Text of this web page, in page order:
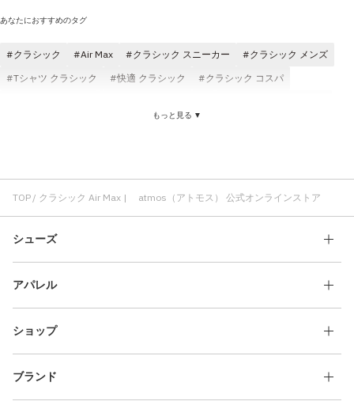
あなたにおすすめのタグ
クラシック Air Max クラシック スニーカー
クラシック メンズ
Tシャツ クラシック
快適 クラシック
クラシック コスパ
もっと見る ▼
TOP クラシック Air Max | atmos（アトモス） 公式オンラインストア
シューズ
アパレル
ショップ
ブランド